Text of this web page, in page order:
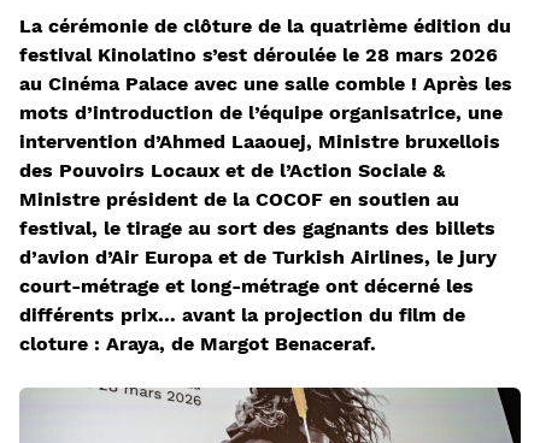
La cérémonie de clôture de la quatrième édition du
festival Kinolatino s’est déroulée le 28 mars 2026
au Cinéma Palace avec une salle comble ! Après les
mots d’introduction de l’équipe organisatrice, une
intervention d’Ahmed Laaouej, Ministre bruxellois
des Pouvoirs Locaux et de l’Action Sociale &
Ministre président de la COCOF en soutien au
festival, le tirage au sort des gagnants des billets
d’avion d’Air Europa et de Turkish Airlines, le jury
court-métrage et long-métrage ont décerné les
différents prix… avant la projection du film de
cloture : Araya, de Margot Benaceraf.